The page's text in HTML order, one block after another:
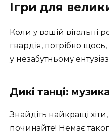
Ігри для
Коли у вашій вітальні
гвардія, потрібно
у незабутньому
Дикі танці:
Знайдіть найкращі
починайте! Немає